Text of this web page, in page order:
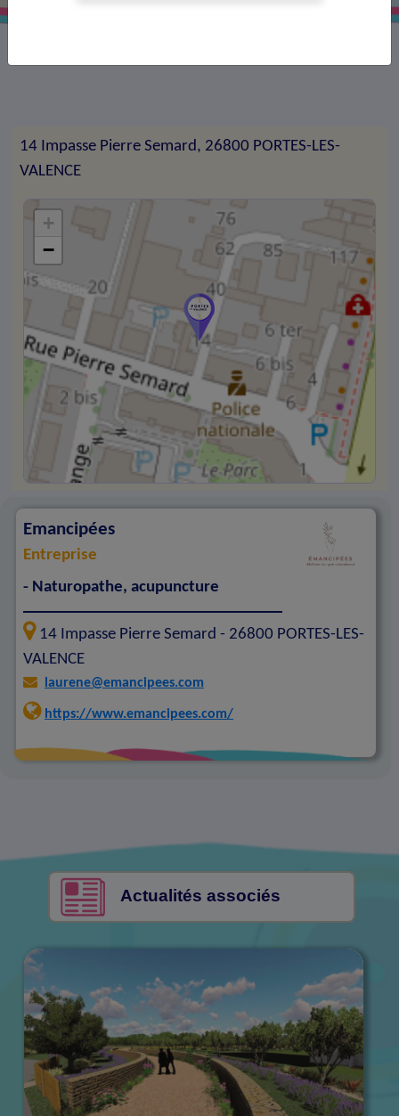
14 Impasse Pierre Semard, 26800 PORTES-LES-
VALENCE
+
−
Emancipées
Entreprise
- Naturopathe, acupuncture
14 Impasse Pierre Semard - 26800 PORTES-LES-
VALENCE
laurene@emancipees.com
https://www.emancipees.com/
Actualités associés